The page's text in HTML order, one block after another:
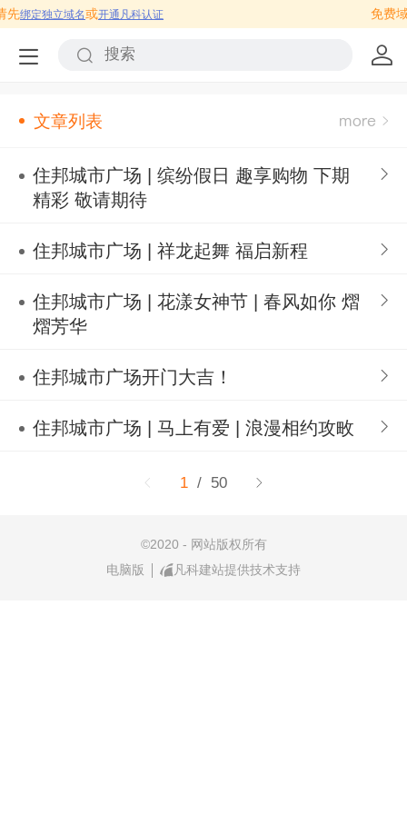
先绑定独立域名或开通凡科认证 免费
文章列表
住邦城市广场 | 缤纷假日 趣享购物 下期
精彩 敬请期待
住邦城市广场 | 祥龙起舞 福启新程
住邦城市广场 | 花漾女神节 | 春风如你 熠
熠芳华
住邦城市广场开门大吉！
住邦城市广场 | 马上有爱 | 浪漫相约攻畋
1 / 50
©2020 - 网站版权所有
电脑版
凡科建站提供技术支持